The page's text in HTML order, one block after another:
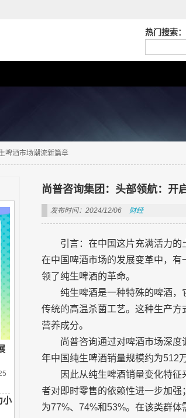
热门搜索：
啤酒市场潮流新篇章
小
尚普咨询集团：头部领航：开
发布时间：2024/12/06 财经
引言：在中国这片充满活力
在中国啤酒市场的发展变革中，
领了纯生啤酒的革命。
纯生啤酒是一种特殊的啤酒
传统的高温杀菌工艺。这种生产
营养成分。
尚普咨询通过对啤酒市场深
年中国纯生啤酒销量规模约为512
因此从纯生啤酒销量变化特
者对即时零售的依赖性进一步加
为77%、74%和53%。在该类群